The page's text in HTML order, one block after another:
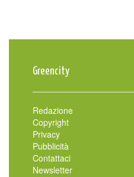
Greencity
Redazione
Copyright
Privacy
Pubblicità
Contattaci
Newsletter